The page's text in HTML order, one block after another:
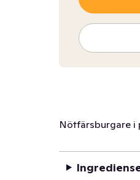
Nötfärsburgare i